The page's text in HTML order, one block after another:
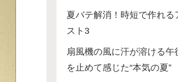
夏バテ解消！時短で作れる
スト3
扇風機の風に汗が溶ける午
を止めて感じた“本気の夏”